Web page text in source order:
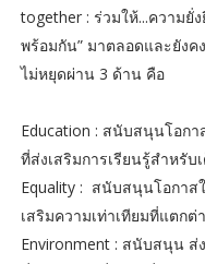
together : ร่วมให้...ความยั่
พร้อมกัน” มาตลอดและยังค
ไม่หยุดผ่าน 3 ด้าน คือ
Education : สนับสนุนโอก
ที่ส่งเสริมการเรียนรู้สำหรับ
Equality : สนับสนุนโอกา
เสริมความเท่าเทียมที่แตกต่
Environment : สนับสนุน ส่